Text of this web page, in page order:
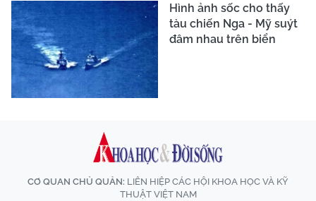
Hình ảnh sốc cho thấy
tàu chiến Nga - Mỹ suýt
đâm nhau trên biển
CƠ QUAN CHỦ QUẢN: LIÊN HIỆP CÁC HỘI KHOA HỌC VÀ KỸ
THUẬT VIỆT NAM